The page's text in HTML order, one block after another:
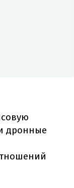
дронные